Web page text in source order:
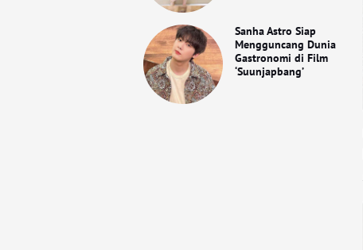
Sanha Astro Siap
Mengguncang Dunia
Gastronomi di Film
‘Suunjapbang’